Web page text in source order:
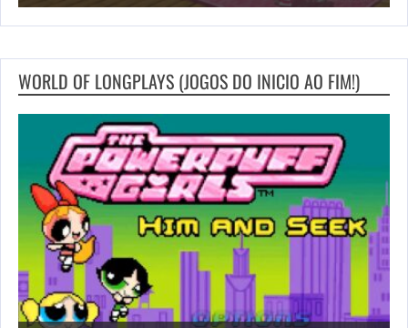
WORLD OF LONGPLAYS (JOGOS DO INICIO AO FIM!)